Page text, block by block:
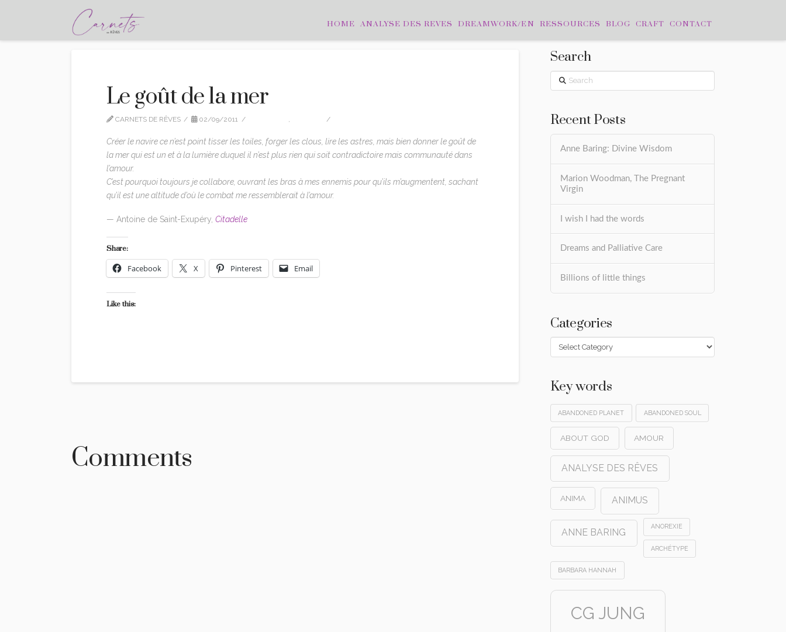
HOME ANALYSE DES REVES DREAMWORK/EN RESSOURCES BLOG CRAFT CONTACT
Le goût de la mer
CARNETS DE RÊVES 02/09/2011 ,
Créer le navire ce n’est point tisser les toiles, forger les clous, lire les astres, mais bien donner le goût de
la mer qui est un et à la lumière duquel il n’est plus rien qui soit contradictoire mais communauté dans
l’amour.
C’est pourquoi toujours je collabore, ouvrant les bras à mes ennemis pour qu’ils m’augmentent, sachant
qu’il est une altitude d’où le combat me ressemblerait à l’amour.
— Antoine de Saint-Exupéry, Citadelle
Share:
Facebook X Pinterest Email
Like this:
Comments
Search
Search
Recent Posts
Anne Baring: Divine Wisdom
Marion Woodman, The Pregnant
Virgin
I wish I had the words
Dreams and Palliative Care
Billions of little things
Categories
Categories
Key words
ABANDONED PLANET ABANDONED SOUL
ABOUT GOD AMOUR
ANALYSE DES RÊVES
ANIMA ANIMUS
ANNE BARING
ANOREXIE
ARCHÉTYPE
BARBARA HANNAH
CG JUNG